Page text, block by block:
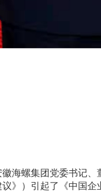
海螺集团党委书记
》）引起了《中国企